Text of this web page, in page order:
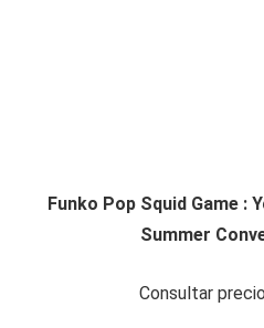
Funko Pop Squid Game :
Summer
Consultar